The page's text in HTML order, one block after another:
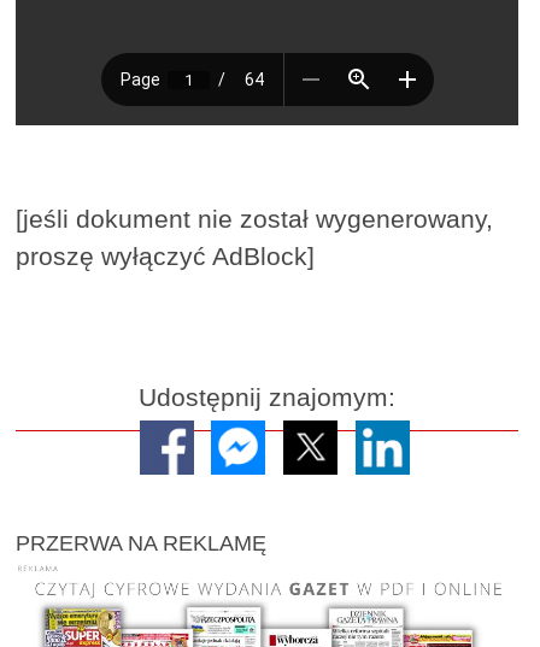
[jeśli dokument nie został wygenerowany,
proszę wyłączyć AdBlock]
Udostępnij znajomym:
PRZERWA NA REKLAMĘ